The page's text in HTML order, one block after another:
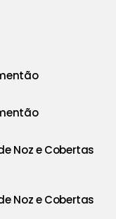
Noz e Cobertas
Noz e Cobertas